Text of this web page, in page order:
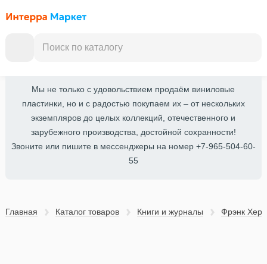
Мы не только с удовольствием продаём виниловые
пластинки, но и с радостью покупаем их – от нескольких
экземпляров до целых коллекций, отечественного и
зарубежного производства, достойной сохранности!
Звоните или пишите в мессенджеры на номер +7-965-504-60-
55
Главная Каталог товаров Книги и журналы Фрэнк